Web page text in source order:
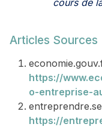
Articles Sources
https://
o-entreprise-
https://